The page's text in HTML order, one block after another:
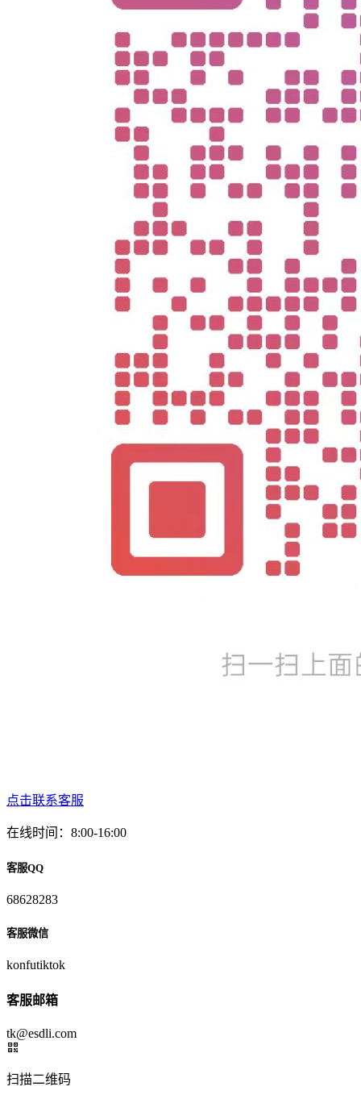
点击联系客服
在线时间：8:00-16:00
客服QQ
68628283
客服微信
konfutiktok
客服邮箱
tk@esdli.com
扫描二维码